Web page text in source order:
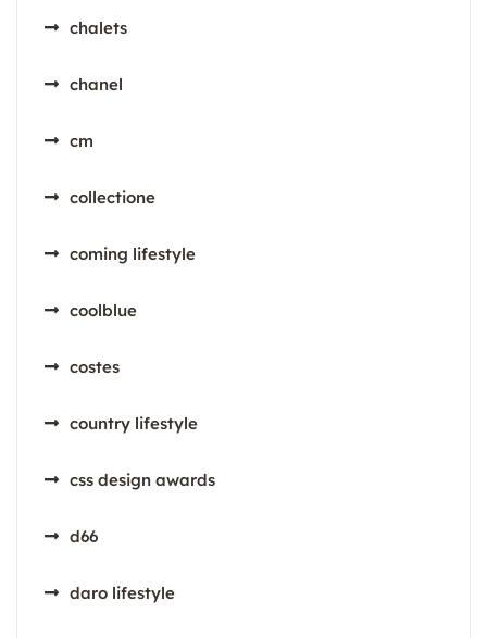
chalets
chanel
cm
collectione
coming lifestyle
coolblue
costes
country lifestyle
css design awards
d66
daro lifestyle